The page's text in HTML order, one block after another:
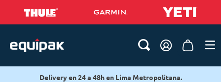
Delivery en 24 a 48h en Lima Metropolitana.